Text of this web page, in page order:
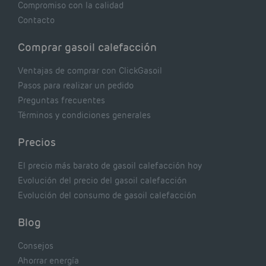
Compromiso con la calidad
Contacto
Comprar gasoil calefacción
Ventajas de comprar con ClickGasoil
Pasos para realizar un pedido
Preguntas frecuentes
Términos y condiciones generales
Precios
El precio más barato de gasoil calefacción hoy
Evolución del precio del gasoil calefacción
Evolución del consumo de gasoil calefacción
Blog
Consejos
Ahorrar energía